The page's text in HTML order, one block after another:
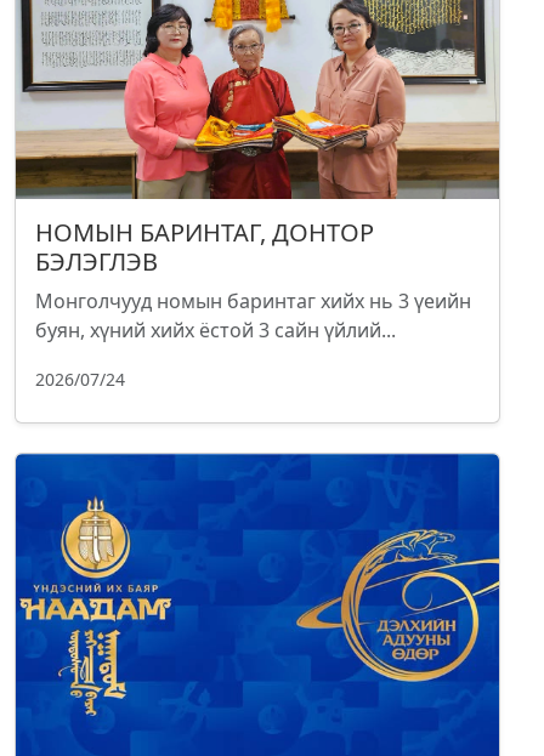
НОМЫН БАРИНТАГ, ДОНТОР
БЭЛЭГЛЭВ
Монголчууд номын баринтаг хийх нь 3 үеийн
буян, хүний хийх ёстой 3 сайн үйлий...
2026/07/24